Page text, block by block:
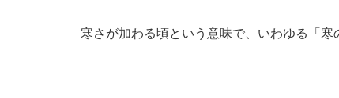
寒さが加わる頃という意味で、いわゆる「寒